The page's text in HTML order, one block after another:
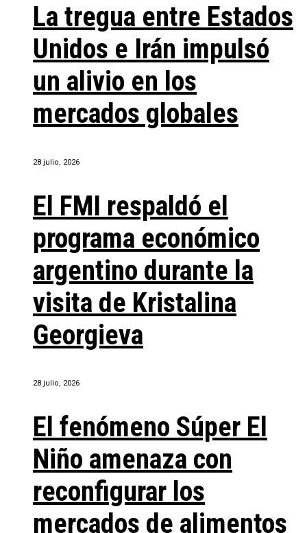
La tregua entre Estados
Unidos e Irán impulsó
un alivio en los
mercados globales
28 julio, 2026
El FMI respaldó el
programa económico
argentino durante la
visita de Kristalina
Georgieva
28 julio, 2026
El fenómeno Súper El
Niño amenaza con
reconfigurar los
mercados de alimentos